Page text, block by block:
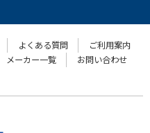
よくある質問
ご利用案内
メーカー一覧
お問い合わせ